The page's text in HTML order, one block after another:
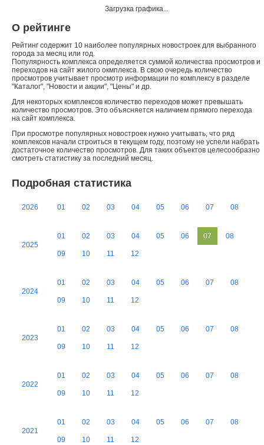
Загрузка графика...
О рейтинге
Рейтинг содержит 10 наиболее популярных новостроек для выбранного
города за месяц или год.
Популярность комплекса определяется суммой количества просмотров и
переходов на сайт жилого окмплекса. В свою очередь количество
просмотров учитывает просмотр информации по комплексу в разделе
"Каталог", "Новости и акции", "Цены" и др.
Для некоторых комплексов количество переходов может превышать
количество просмотров. Это объясняется наличием прямого перехода
на сайт комплекса.
При просмотре популярных новостроек нужно учитывать, что ряд
комплексов начали строиться в текущем году, поэтому не успели набрать
достаточное количество просмотров. Для таких объектов целесообразно
смотреть статистику за последний месяц.
Подробная статистика
2026 01 02 03 04 05 06 07 08
2025
01 02 03 04 05 06 07 08
09 10 11 12
2024
01 02 03 04 05 06 07 08
09 10 11 12
2023
01 02 03 04 05 06 07 08
09 10 11 12
2022
01 02 03 04 05 06 07 08
09 10 11 12
2021
01 02 03 04 05 06 07 08
09 10 11 12